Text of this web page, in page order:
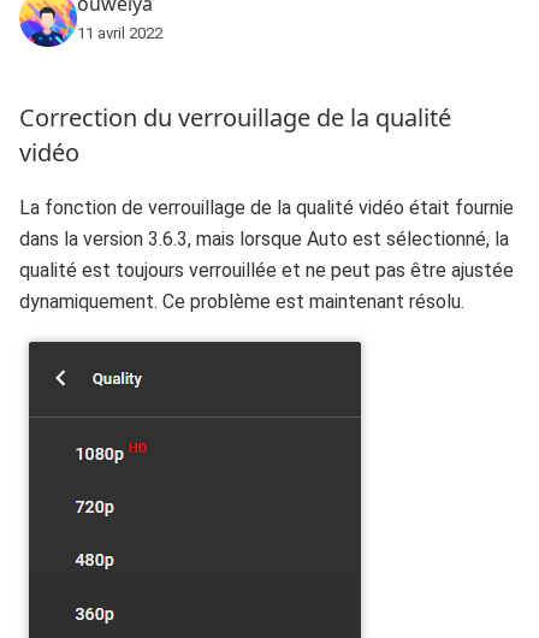
11 avril 2022
Correction du verrouillage de la qualité
vidéo
La fonction de verrouillage de la qualité vidéo était fournie
dans la version 3.6.3, mais lorsque Auto est sélectionné, la
qualité est toujours verrouillée et ne peut pas être ajustée
dynamiquement. Ce problème est maintenant résolu.